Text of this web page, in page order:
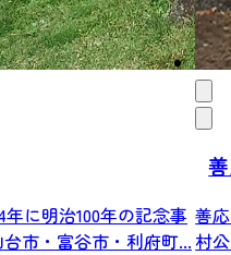
に明治100年の記念事
市・富谷市・利府町...
善
村